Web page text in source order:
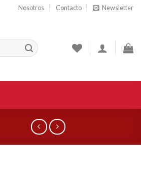
Nosotros Contacto Newsletter